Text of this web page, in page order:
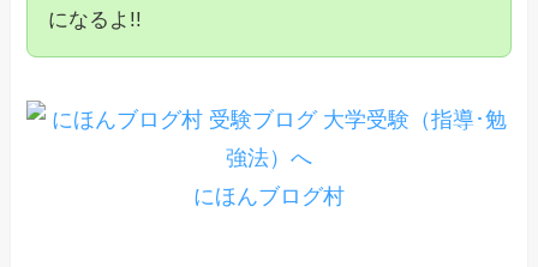
になるよ!!
にほんブログ村